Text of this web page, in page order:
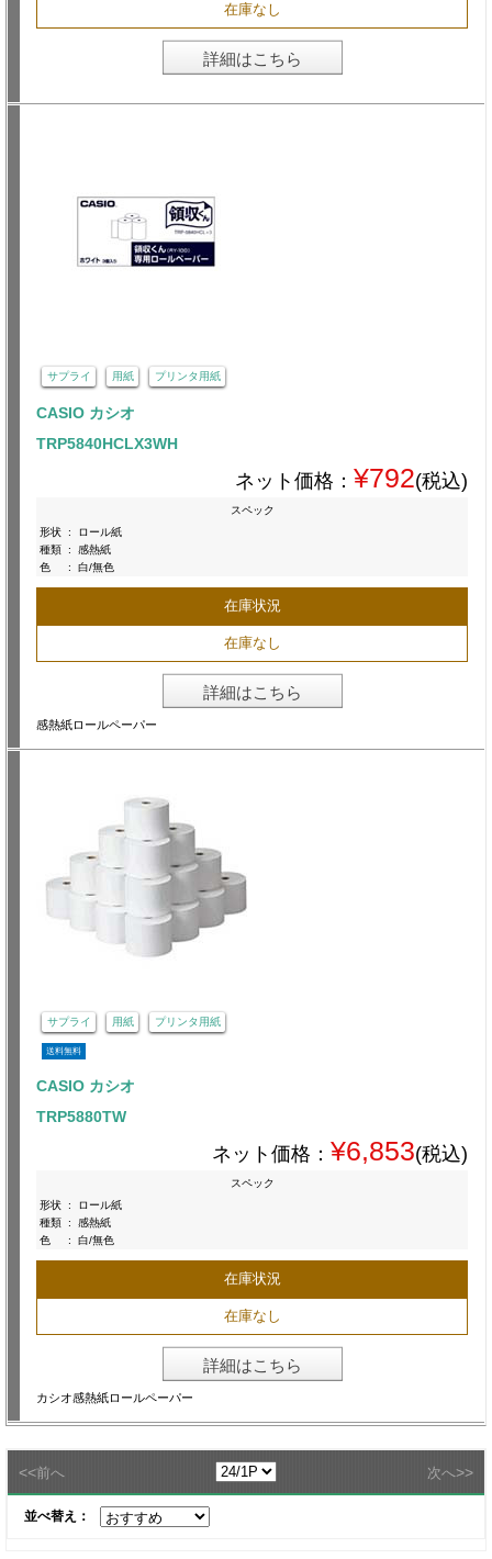
在庫なし
詳細はこちら
サプライ 用紙 プリンタ用紙
CASIO カシオ
TRP5840HCLX3WH
ネット価格： ¥792(税込)
スペック
形状 :
ロール紙
種類 :
感熱紙
色
: 白/無色
在庫状況
在庫なし
詳細はこちら
感熱紙ロールペーパー
サプライ 用紙 プリンタ用紙
送料無料
CASIO カシオ
TRP5880TW
ネット価格： ¥6,853(税込)
スペック
形状 :
ロール紙
種類 :
感熱紙
色
: 白/無色
在庫状況
在庫なし
詳細はこちら
カシオ感熱紙ロールペーパー
<<前へ 次へ>>
並べ替え：